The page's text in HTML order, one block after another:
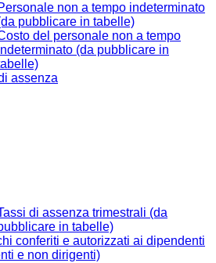
non a tempo indeterminato
pubblicare in tabelle)
del personale non a tempo
(da pubblicare in
assenza
di assenza trimestrali (da
in tabelle)
conferiti e autorizzati ai dipendenti
e non dirigenti)